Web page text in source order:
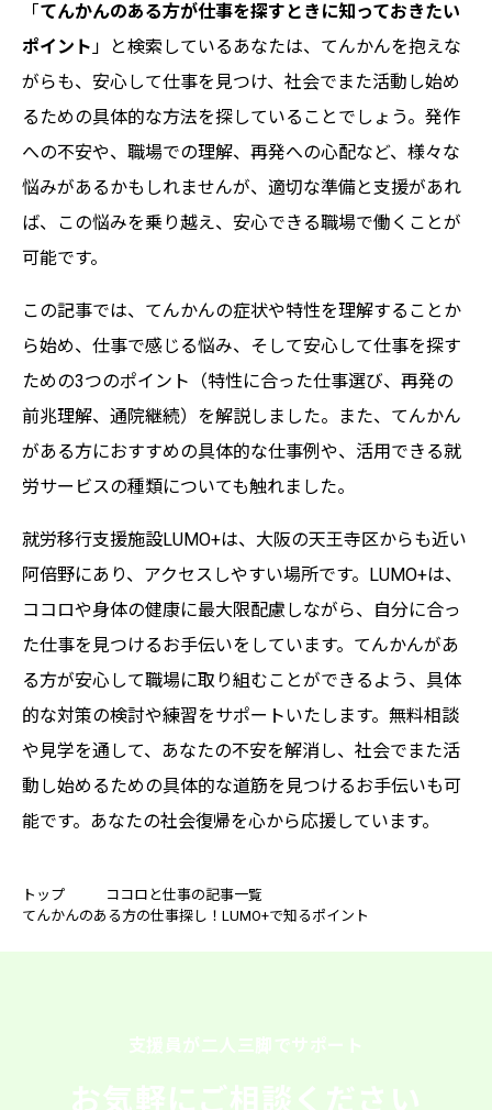
「 てんかんのある方が仕事を探すときに知っておきたい
ポイント」と検索しているあなたは、てんかんを抱えな
がらも、安心して仕事を見つけ、社会でまた活動し始め
るための具体的な方法を探していることでしょう。発作
への不安や、職場での理解、再発への心配など、様々な
悩みがあるかもしれませんが、適切な準備と支援があれ
ば、この悩みを乗り越え、安心できる職場で働くことが
可能です。
この記事では、てんかんの症状や特性を理解することか
ら始め、仕事で感じる悩み、そして安心して仕事を探す
ための3つのポイント（特性に合った仕事選び、再発の
前兆理解、通院継続）を解説しました。また、てんかん
がある方におすすめの具体的な仕事例や、活用できる就
労サービスの種類についても触れました。
就労移行支援施設LUMO+は、大阪の天王寺区からも近い
阿倍野にあり、アクセスしやすい場所です。LUMO+は、
ココロや身体の健康に最大限配慮しながら、自分に合っ
た仕事を見つけるお手伝いをしています。てんかんがあ
る方が安心して職場に取り組むことができるよう、具体
的な対策の検討や練習をサポートいたします。無料相談
や見学を通して、あなたの不安を解消し、社会でまた活
動し始めるための具体的な道筋を見つけるお手伝いも可
能です。あなたの社会復帰を心から応援しています。
トップ
ココロと仕事の記事一覧
てんかんのある方の仕事探し！LUMO+で知るポイント
支援員が二人三脚でサポート
お気軽にご相談ください